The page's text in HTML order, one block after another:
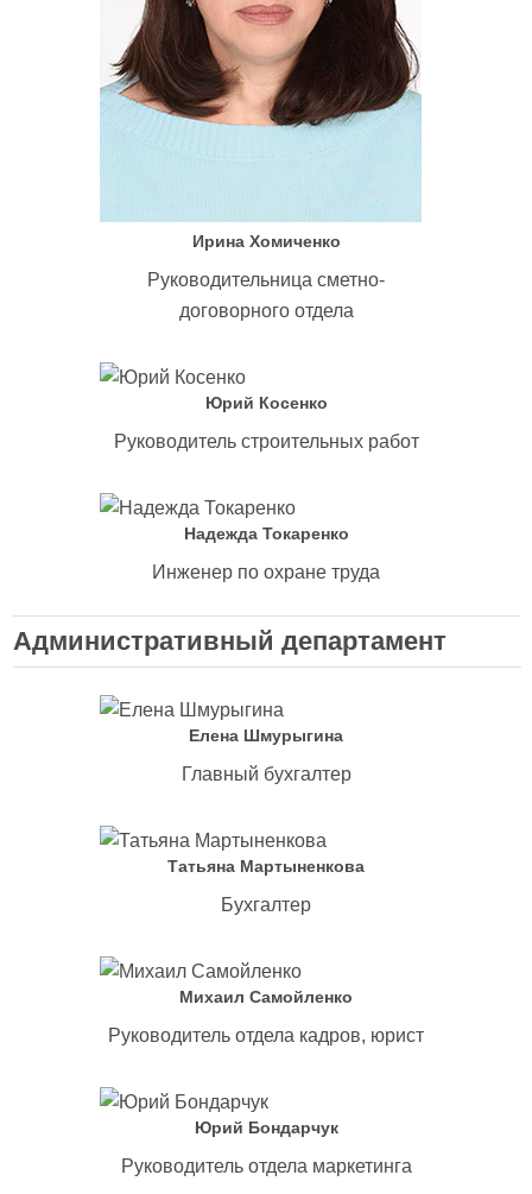
Ирина Хомиченко
Руководительница сметно-
договорного отдела
Юрий Косенко
Руководитель строительных работ
Надежда Токаренко
Инженер по охране труда
Административный департамент
Елена Шмурыгина
Главный бухгалтер
Татьяна Мартыненкова
Бухгалтер
Михаил Самойленко
Руководитель отдела кадров, юрист
Юрий Бондарчук
Руководитель отдела маркетинга